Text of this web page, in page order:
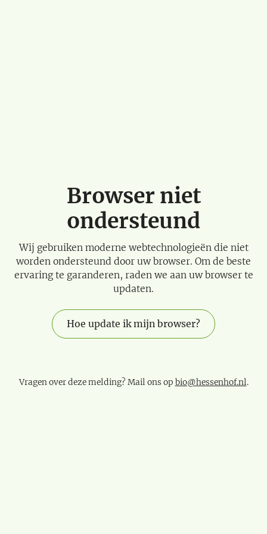
Browser niet
ondersteund
Wij gebruiken moderne webtechnologieën die niet
worden ondersteund door uw browser. Om de beste
ervaring te garanderen, raden we aan uw browser te
updaten.
Hoe update ik mijn browser?
Vragen over deze melding? Mail ons op bio@hessenhof.nl.